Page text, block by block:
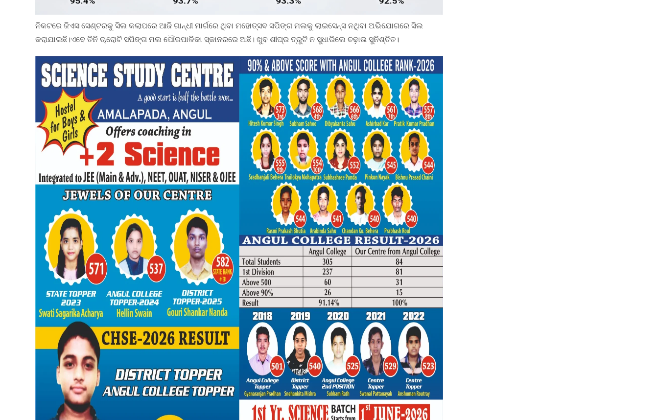
ନିକଟରେ ଜିଏସ ସେଣ୍ଟରକୁ ସିଲ କଲାପରେ ଆଜି ଗାନ୍ଧୀ ମାର୍ଗରେ ଥିବା ମହୋତ୍ସବ ସପିଙ୍ଗ ମଲକୁ ଲାଇସେନ୍ସ ନଥିବା ଅଭିଯୋଗରେ ସିଲ
କରାଯାଇଛି।ଏବେ ତିନି ଚାରୋଟି ସପିଙ୍ଗ ମଲ ପୌରପାଳିକା ସ୍କାନରରେ ଅଛି। ଖୁବ ଶୀଘ୍ର ତ୍ରୁଟି ନ ସୁଧାରିଲେ ଚଢ଼ାଉ ସୁନିଶ୍ଚିତ।